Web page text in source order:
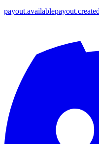
payout.availablepayout.created